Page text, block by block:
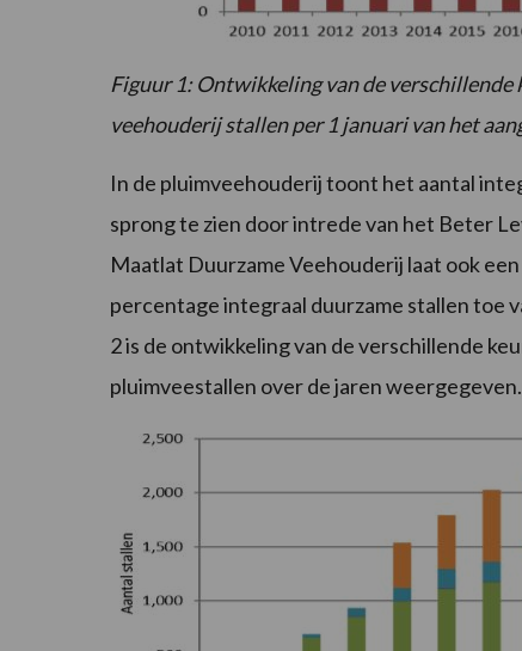
Figuur 1: Ontwikkeling van de
veehouderij stallen per 1 januari van het
In de pluimveehouderij toont het aantal
sprong te zien door intrede van het Beter
Maatlat Duurzame Veehouderij laat ook
percentage integraal duurzame stallen toe
2 is de ontwikkeling van de verschillende
pluimveestallen over de jaren weergegeven.